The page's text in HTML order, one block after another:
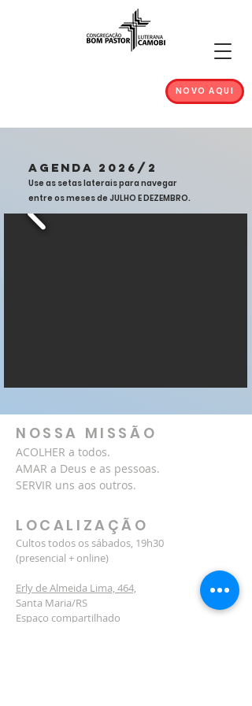
NOVO AQUI
agenda 2026/2
Use as setas laterais para navegar
entre os meses de JULHO E DEZEMBRO.
NOSSA MISSÃO
ACOLHER a todos.
AMAR a Deus e as pessoas.
SERVIR uns aos outros.
LOCALIZAÇÃO
Cultos todos os sábados, 19h30
(presencial + online)
Erly de Almeida Lima, 464,
Santa Maria/RS
Espaço compartilhado